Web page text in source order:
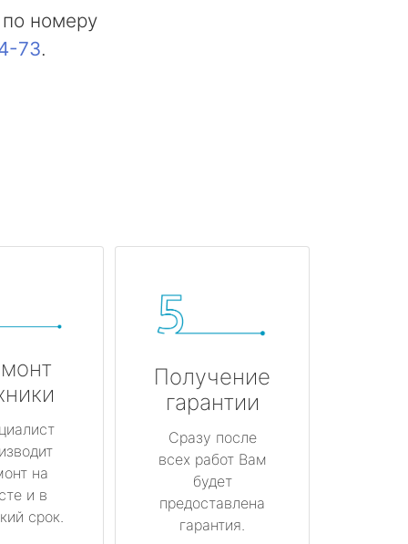
номеру
73.
на
и в
срок.
Получение
гарантии
Сразу после
всех работ Вам
будет
предоставлена
гарантия.